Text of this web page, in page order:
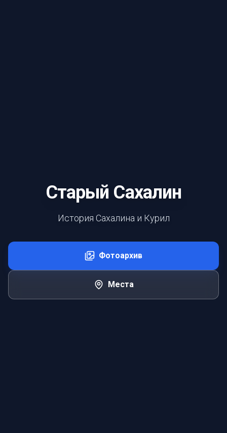
Старый Сахалин
История Сахалина и Курил
Фотоархив
Места